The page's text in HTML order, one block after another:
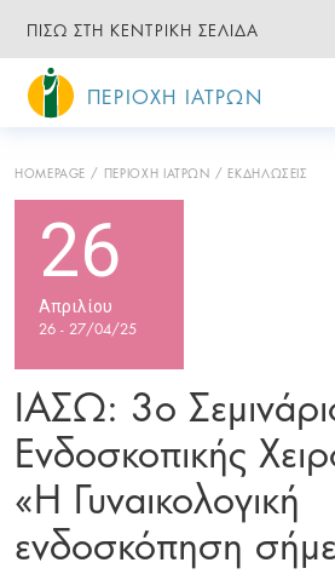
ΠΙΣΩ ΣΤΗ ΚΕΝΤΡΙΚΗ ΣΕΛΙΔΑ
ΠΕΡΙΟΧΗ ΙΑΤΡΩΝ
HOMEPAGE ΠΕΡΙΟΧΗ ΙΑΤΡΩΝ ΕΚΔΗΛΩΣΕΙΣ
26
Απριλίου
26 - 27/04/25
ΙΑΣΩ: 3ο
Ενδοσκοπικής
«H Γυναικολογική
ενδοσκόπηση